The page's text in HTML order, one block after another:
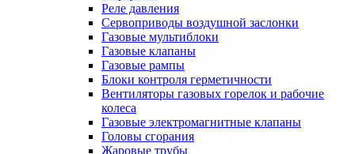
Реле давления
Сервоприводы воздушной заслонки
Газовые мультиблоки
Газовые клапаны
Газовые рампы
Блоки контроля герметичности
Вентиляторы газовых горелок и рабочие
колеса
Газовые электромагнитные клапаны
Головы сгорания
Жаровые трубы